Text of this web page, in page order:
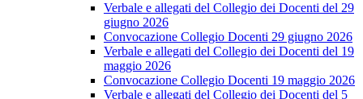
Verbale e allegati del Collegio dei Docenti del 29
giugno 2026
Convocazione Collegio Docenti 29 giugno 2026
Verbale e allegati del Collegio dei Docenti del 19
maggio 2026
Convocazione Collegio Docenti 19 maggio 2026
Verbale e allegati del Collegio dei Docenti del 5